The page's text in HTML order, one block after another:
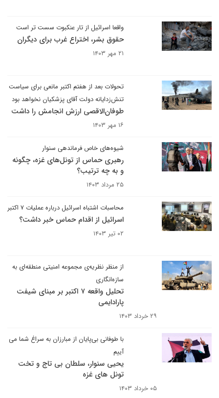
واقعا اسرائیل از تار عنکبوت سست تر است
حقوق بشر، اختراع غرب برای دیگران
۲۱ مهر ۱۴۰۳
تحولات بعد از هفتم اکتبر مانعی برای سیاست
تنش‌زدایانه دولت آقای پزشکیان نخواهد بود
طوفان‌الاقصی ارزش انجامش را داشت
۱۶ مهر ۱۴۰۳
شیوه‌های خاص فرماندهی سنوار
رهبری حماس از تونل‌های غزه، چگونه
و به چه ترتیب؟
۲۵ مرداد ۱۴۰۳
محاسبات اشتباه اسرائیل درباره عملیات ۷ اکتبر
اسرائیل از اقدام حماس خبر داشت؟
۰۲ تیر ۱۴۰۳
از منظر نظریه‌ی مجموعه امنیتی منطقه‌ای به
سازه‌انگاری
تحلیل واقعه ۷ اکتبر بر مبنای شیفت
پارادایمی
۲۹ خرداد ۱۴۰۳
با طوفانی بی‌پایان از مبارزان به سراغ شما می
آییم
یحیی سنوار، سلطان بی تاج و تخت
تونل های غزه
۰۵ خرداد ۱۴۰۳